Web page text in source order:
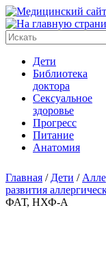
Дети
Библиотека
доктора
Сексуальное
здоровье
Прогресс
Питание
Анатомия
Главная / Дети /
развития
ФАТ, НХФ-А